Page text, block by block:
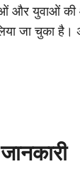
और युवाओं
जा चुका